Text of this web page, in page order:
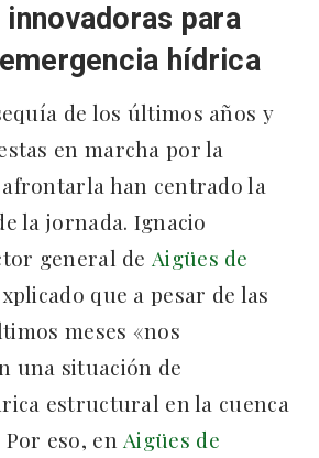
para
hídrica
de los últimos años y
en marcha por la
han centrado la
la jornada. Ignacio
general deAigües de
que a pesar de las
meses «nos
una situación de
estructural en la cuenca
eso, enAigües de